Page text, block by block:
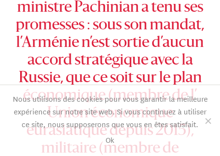
ministre Pachinian a tenu ses
promesses : sous son mandat,
l’Arménie n’est sortie d’aucun
accord stratégique avec la
Russie, que ce soit sur le plan
économique (membre de l’
Union économique
eurasiatique depuis 2015),
militaire (membre de
Nous utilisons des cookies pour vous garantir la meilleure
expérience sur notre site web. Si vous continuez à utiliser
ce site, nous supposerons que vous en êtes satisfait.
Ok